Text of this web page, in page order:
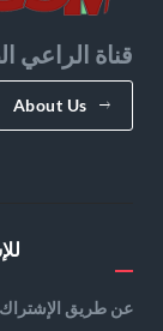
قناة الراعي
About Us
عن طريق الإشتراك